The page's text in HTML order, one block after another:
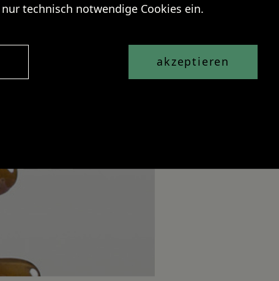
technisch notwendige Cookies ein.
akzeptieren